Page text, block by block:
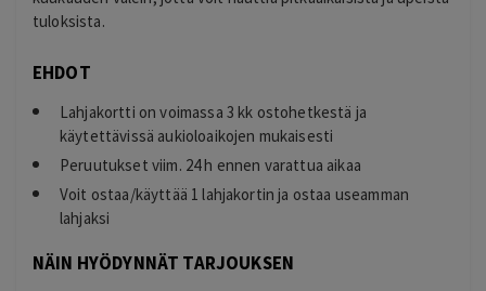
tuloksista.
EHDOT
Lahjakortti on voimassa 3 kk ostohetkestä ja
käytettävissä aukioloaikojen mukaisesti
Peruutukset viim. 24 h ennen varattua aikaa
Voit ostaa/käyttää 1 lahjakortin ja ostaa useamman
lahjaksi
NÄIN HYÖDYNNÄT TARJOUKSEN